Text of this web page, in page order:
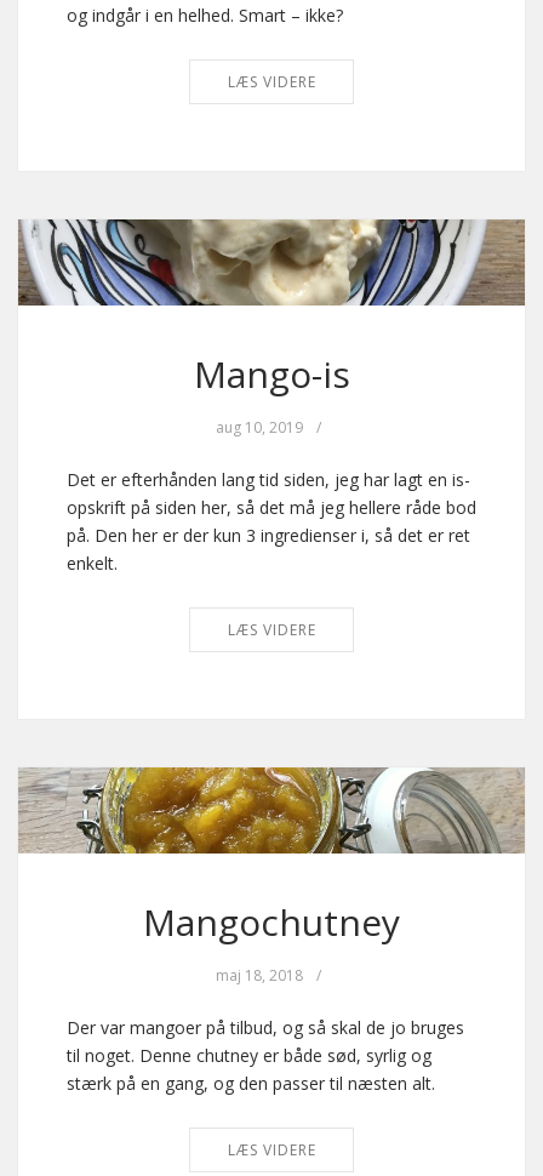
og indgår i en helhed. Smart – ikke?
LÆS VIDERE
Mango-is
aug 10, 2019 /
Det er efterhånden lang tid siden, jeg har lagt en is-
opskrift på siden her, så det må jeg hellere råde bod
på. Den her er der kun 3 ingredienser i, så det er ret
enkelt.
LÆS VIDERE
Mangochutney
maj 18, 2018 /
Der var mangoer på tilbud, og så skal de jo bruges
til noget. Denne chutney er både sød, syrlig og
stærk på en gang, og den passer til næsten alt.
LÆS VIDERE